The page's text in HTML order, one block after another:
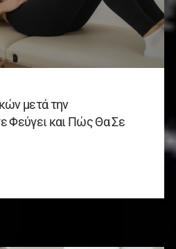
μετά την
Φεύγει και Πώς Θα Σε